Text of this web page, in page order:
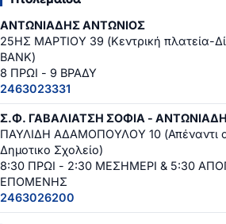
ΑΝΤΩΝΙΑΔΗΣ ΑΝΤΩΝΙΟΣ
25ΗΣ ΜΑΡΤΙΟΥ 39 (Κεντρική πλατεία-
BANK)
8 ΠΡΩΙ - 9 ΒΡΑΔΥ
2463023331
Σ.Φ. ΓΑΒΑΛΙΑΤΣΗ ΣΟΦΙΑ -
ΠΑΥΛΙΔΗ ΑΔΑΜΟΠΟΥΛΟΥ 10 (Απέναντι
Δημοτικο Σχολείο)
8:30 ΠΡΩΙ - 2:30 ΜΕΣΗΜΕΡΙ & 5:30
ΕΠΟΜΕΝΗΣ
2463026200